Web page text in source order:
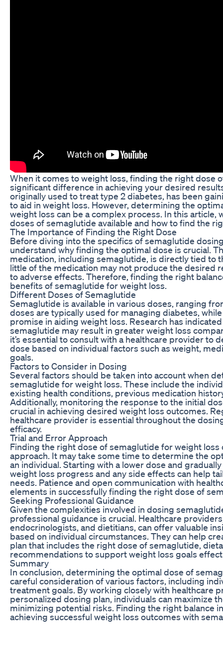
When it comes to weight loss, finding the right dose
significant difference in achieving your desired
originally used to treat type 2 diabetes, has been
to aid in weight loss. However, determining the
weight loss can be a complex process. In this article,
doses of semaglutide available and how to find the
The Importance of Finding the Right Dose
Before diving into the specifics of semaglutide
understand why finding the optimal dose is crucial.
medication, including semaglutide, is directly tied to
little of the medication may not produce the desired
to adverse effects. Therefore, finding the right
benefits of semaglutide for weight loss.
Different Doses of Semaglutide
Semaglutide is available in various doses, ranging
doses are typically used for managing diabetes,
promise in aiding weight loss. Research has
semaglutide may result in greater weight loss
it’s essential to consult with a healthcare provider to
dose based on individual factors such as weight,
goals.
Factors to Consider in Dosing
Several factors should be taken into account when
semaglutide for weight loss. These include the
existing health conditions, previous medication
Additionally, monitoring the response to the initial
crucial in achieving desired weight loss outcomes.
healthcare provider is essential throughout the
efficacy.
Trial and Error Approach
Finding the right dose of semaglutide for weight
approach. It may take some time to determine the
an individual. Starting with a lower dose and
weight loss progress and any side effects can help
needs. Patience and open communication with
elements in successfully finding the right dose of
Seeking Professional Guidance
Given the complexities involved in dosing
professional guidance is crucial. Healthcare
endocrinologists, and dietitians, can offer valuable
based on individual circumstances. They can help
plan that includes the right dose of semaglutide,
recommendations to support weight loss goals
Summary
In conclusion, determining the optimal dose of
careful consideration of various factors, including
treatment goals. By working closely with healthcare
personalized dosing plan, individuals can maximize
minimizing potential risks. Finding the right balance
achieving successful weight loss outcomes with